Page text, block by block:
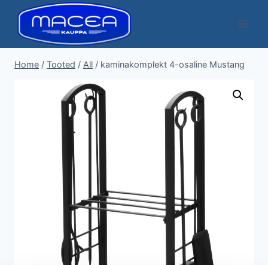
content
Home / Tooted / All / kaminakomplekt 4-osaline Mustang